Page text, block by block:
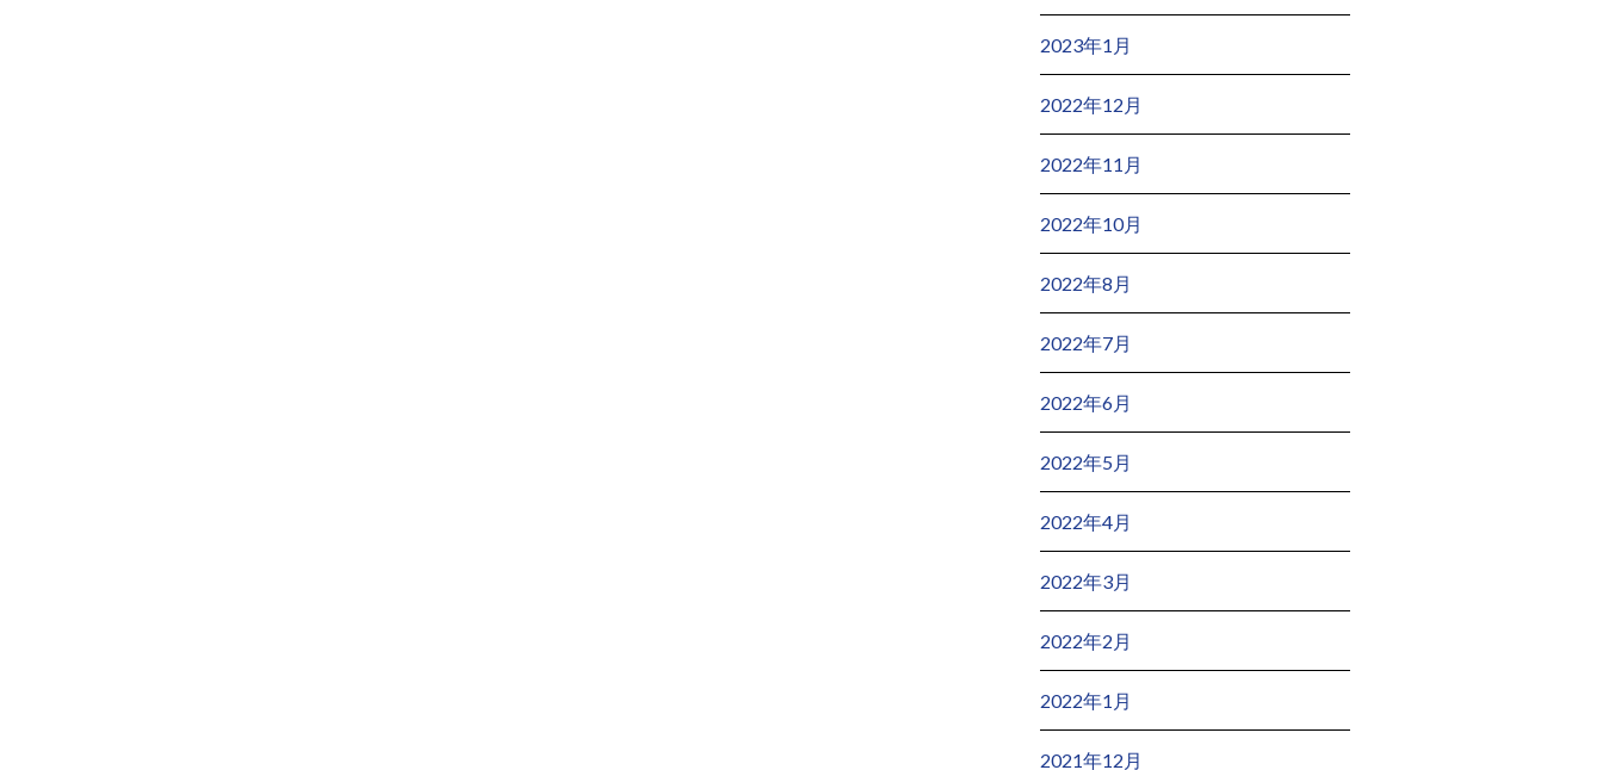
2023年1月
2022年12月
2022年11月
2022年10月
2022年8月
2022年7月
2022年6月
2022年5月
2022年4月
2022年3月
2022年2月
2022年1月
2021年12月